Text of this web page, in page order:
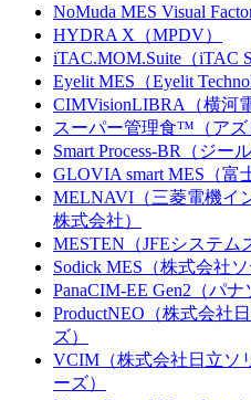
NoMuda MES Visual
HYDRA X（MPDV）
iTAC.MOM.Suite（iTAC
Eyelit MES（Eyelit
CIMVisionLIBRA（横河
スーパー管理食™（アズ
Smart Process-BR（ジー
GLOVIA smart MES（富
MELNAVI（三菱電機イ
株式会社）
MESTEN（JFEシステム
Sodick MES（株式会社ソ
PanaCIM-EE Gen2（パ
ProductNEO（株式会社
ズ）
VCIM（株式会社日立ソ
ーズ）